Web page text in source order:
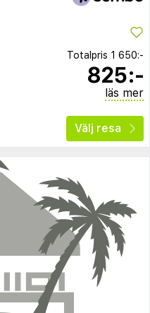
Totalpris 1 650:-
825:-
läs mer
Välj resa